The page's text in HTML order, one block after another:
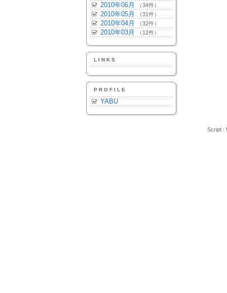
2010年06月 （34件）
2010年05月 （31件）
2010年04月 （32件）
2010年03月 （12件）
LINKS
PROFILE
YABU
Script :